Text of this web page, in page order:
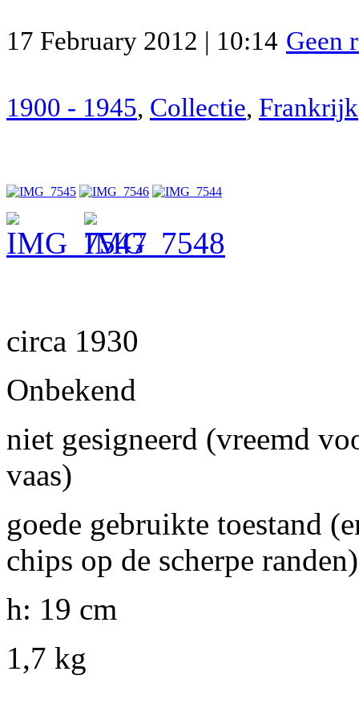
17 February 2012 | 10:14 Geen
1900 - 1945, Collectie, Frankrijk
circa 1930
Onbekend
niet gesigneerd (vreemd
vaas)
goede gebruikte toestand
chips op de scherpe randen)
h: 19 cm
1,7 kg